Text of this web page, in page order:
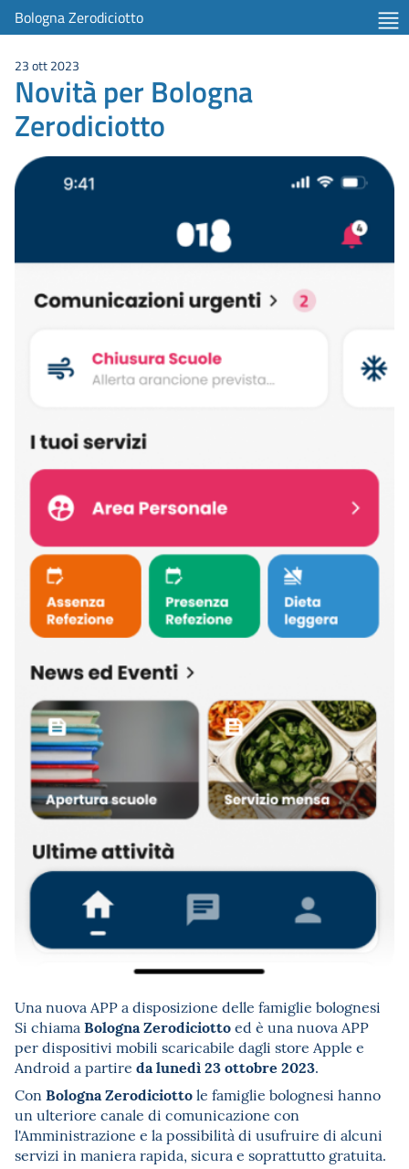
Bologna Zerodiciotto
23 ott 2023
Novità per Bologna
Zerodiciotto
Una nuova APP a disposizione delle famiglie bolognesi
Si chiama Bologna Zerodiciottoed è una nuova APP
per dispositivi mobili scaricabile dagli store Apple e
Android a partire da lunedì 23 ottobre 2023.
Con Bologna Zerodiciottole famiglie bolognesi hanno
un ulteriore canale di comunicazione con
l'Amministrazione e la possibilità di usufruire di alcuni
servizi in maniera rapida, sicura e soprattutto gratuita.